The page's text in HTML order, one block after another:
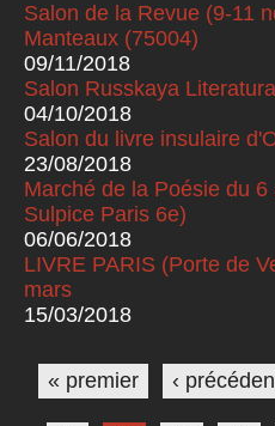
Salon de la Revue (9-11
Manteaux (75004)
09/11/2018
Salon Russkaya
04/10/2018
Salon du livre insulaire
23/08/2018
Marché de la Poésie du
Sulpice Paris 6e)
06/06/2018
LIVRE PARIS (Porte de
mars
15/03/2018
Pages
« premier ‹